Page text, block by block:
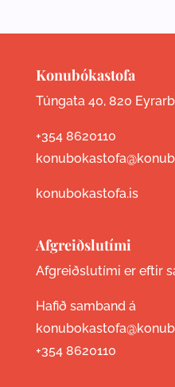
Konubókastofa
Túngata 40, 820
+354 8620110
konubokastofa.is
Afgreiðslutími
Afgreiðslutími er eftir
Hafið samband á
+354 8620110